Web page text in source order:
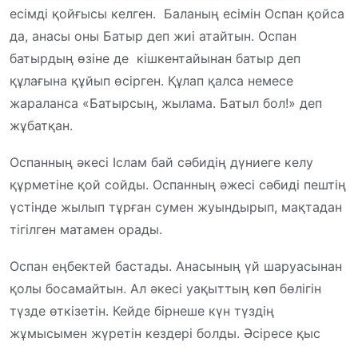
есімді қойғысы келген. Баланың есімін Оспан қойса
да, анасы оны Батыр деп жиі атайтын. Оспан
батырдың өзіне де кішкентайынан батыр деп
құлағына құйып өсірген. Құлап қалса немесе
жараланса «Батырсың, жылама. Батыл бол!» деп
жұбатқан.
Оспанның әкесі Іслам бай сәбидің дүниеге келу
құрметіне қой сойды. Оспанның әжесі сәбиді пештің
үстінде жылып тұрған сумен жуындырып, мақтадан
тігілген матамен орады.
Оспан еңбектей бастады. Анасының үй шаруасынан
қолы босамайтын. Ал әкесі уақыттың көп бөлігін
түзде өткізетін. Кейде бірнеше күн түздің
жұмысымен жүретін кездері болды. Әсіресе қыс